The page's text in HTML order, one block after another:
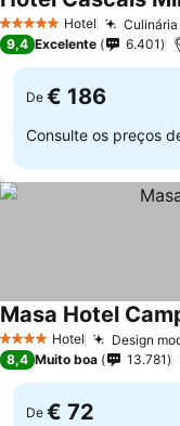
5 Estrelas Hotel
9,4 Excelente 6.401
De € 186
Consulte os preços
4 EstrelasHotel Design
Masa Hotel
8,4 Muito boa 13.781
De € 72